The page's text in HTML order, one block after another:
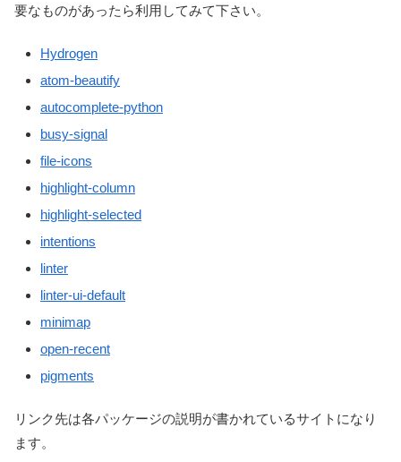
要なものがあったら利用してみて下さい。
Hydrogen
atom-beautify
autocomplete-python
busy-signal
file-icons
highlight-column
highlight-selected
intentions
linter
linter-ui-default
minimap
open-recent
pigments
リンク先は各パッケージの説明が書かれているサイトになり
ます。